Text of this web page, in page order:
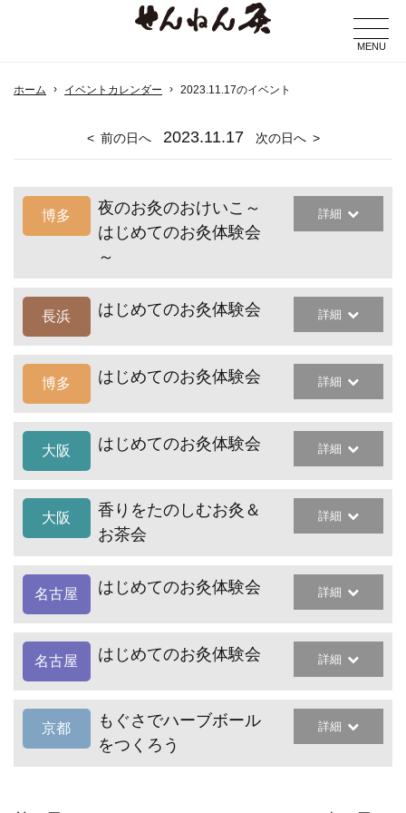
MENU
ホーム イベントカレンダー 2023.11.17のイベント
前の日へ 2023.11.17 次の日へ
博多
夜のお灸のおけいこ～
はじめてのお灸体験会
～
詳細
長浜 はじめてのお灸体験会 詳細
博多 はじめてのお灸体験会 詳細
大阪 はじめてのお灸体験会 詳細
大阪
香りをたのしむお灸＆
お茶会
詳細
名古屋 はじめてのお灸体験会 詳細
名古屋 はじめてのお灸体験会 詳細
京都
もぐさでハーブボール
をつくろう
詳細